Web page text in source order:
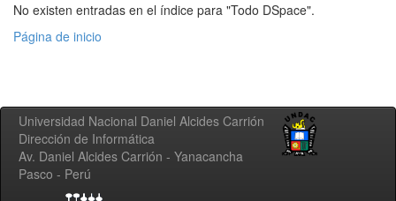
No existen entradas en el índice para "Todo DSpace".
Página de inicio
Universidad Nacional Daniel Alcides Carrión
Dirección de Informática
Av. Daniel Alcides Carrión - Yanacancha
Pasco - Perú